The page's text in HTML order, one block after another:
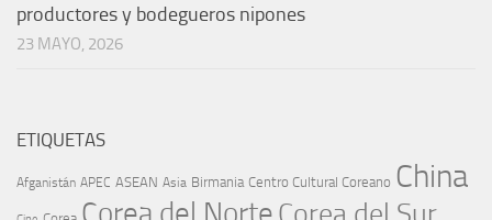
productores y bodegueros nipones
23 MAYO, 2026
ETIQUETAS
Afganistán APEC ASEAN Asia Birmania Centro Cultural Coreano China